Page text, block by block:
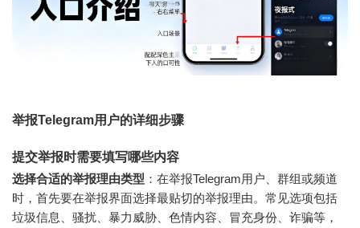
举报Telegram用户的详细步骤
提交举报时需要填写哪些内容
选择合适的举报理由类型 ：在举报Telegram用户、群组或频道
时，首先要在举报界面选择最贴切的举报理由。常见选项包括
垃圾信息、骚扰、暴力威胁、色情内容、冒充身份、诈骗等，